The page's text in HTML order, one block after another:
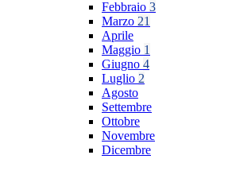
Febbraio 3
Marzo 21
Aprile
Maggio 1
Giugno 4
Luglio 2
Agosto
Settembre
Ottobre
Novembre
Dicembre